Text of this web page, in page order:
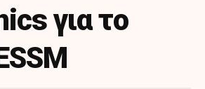
για το